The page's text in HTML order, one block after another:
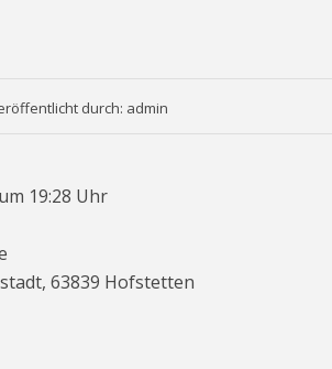
durch: admin
19:28 Uhr
63839 Hofstetten